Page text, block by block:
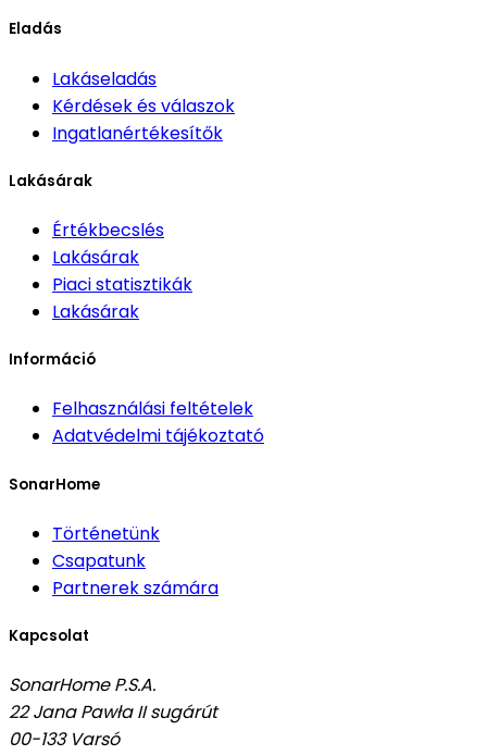
Eladás
Lakáseladás
Kérdések és válaszok
Ingatlanértékesítők
Lakásárak
Értékbecslés
Lakásárak
Piaci statisztikák
Lakásárak
Információ
Felhasználási feltételek
Adatvédelmi tájékoztató
SonarHome
Történetünk
Csapatunk
Partnerek számára
Kapcsolat
SonarHome P.S.A.
22 Jana Pawła II sugárút
00-133 Varsó